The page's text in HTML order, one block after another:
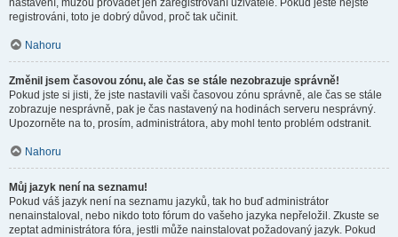
nastavení, můžou provádět jen zaregistrovaní uživatelé. Pokud ještě nejste
registrováni, toto je dobrý důvod, proč tak učinit.
Nahoru
Změnil jsem časovou zónu, ale čas se stále nezobrazuje správně!
Pokud jste si jisti, že jste nastavili vaši časovou zónu správně, ale čas se stále
zobrazuje nesprávně, pak je čas nastavený na hodinách serveru nesprávný.
Upozorněte na to, prosím, administrátora, aby mohl tento problém odstranit.
Nahoru
Můj jazyk není na seznamu!
Pokud váš jazyk není na seznamu jazyků, tak ho buď administrátor
nenainstaloval, nebo nikdo toto fórum do vašeho jazyka nepřeložil. Zkuste se
zeptat administrátora fóra, jestli může nainstalovat požadovaný jazyk. Pokud